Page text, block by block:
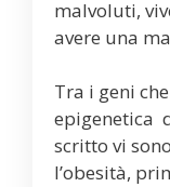
malvoluti,
avere una
Tra i geni
epigenetica
scritto vi
l’obesità,